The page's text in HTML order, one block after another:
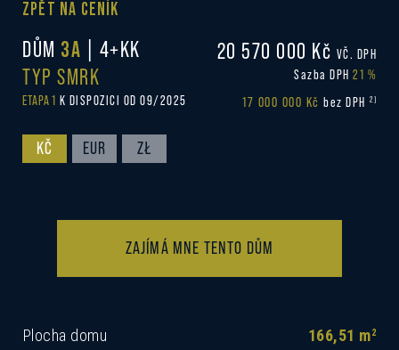
ZPĚT NA CENÍK
DŮM 3A | 4+KK
TYP SMRK
ETAPA 1 K DISPOZICI OD 09/2025
20 570 000 Kč VČ. DPH
Sazba DPH 21 %
17 000 000 Kč bez DPH 2)
KČ EUR ZŁ
Plocha domu 166,51 m2
ZAJÍMÁ MNE TENTO DŮM